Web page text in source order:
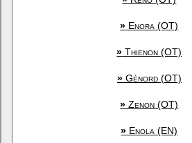
» Enora (OT)
» Thienon (OT)
»Génord (OT)
» Zenon (OT)
» Enola (EN)